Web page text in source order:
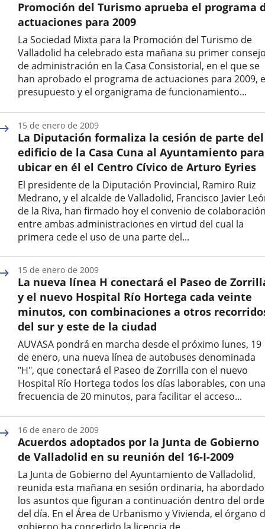
Promoción del Turismo aprueba el programa
actuaciones para 2009
La Sociedad Mixta para la Promoción del Turismo de
Valladolid ha celebrado esta mañana su primer
de administración en la Casa Consistorial, en el que se
han aprobado el programa de actuaciones para 2009,
presupuesto y el organigrama de funcionamiento...
la
noticia
La Diputación formaliza la cesión de parte del
edificio de la Casa Cuna al Ayuntamiento para
ubicar en él el Centro Cívico de Arturo Eyries
El presidente de la Diputación Provincial, Ramiro Ruiz
Medrano, y el alcalde de Valladolid, Francisco Javier
de la Riva, han firmado hoy el convenio de
entre ambas administraciones en virtud del cual la
primera cede el uso de una parte del...
la
noticia
15 de enero de 2009
La nueva línea H conectará el Paseo de
y el nuevo Hospital Río Hortega cada veinte
minutos, con combinaciones a otros
del sur y este de la ciudad
AUVASA pondrá en marcha desde el próximo lunes, 19
de enero, una nueva línea de autobuses denominada
"H", que conectará el Paseo de Zorrilla con el nuevo
Hospital Río Hortega todos los días laborables, con una
frecuencia de 20 minutos, para facilitar el acceso...
la
noticia
15 de enero de 2009
Acuerdos adoptados por la Junta de Gobierno
de Valladolid en su reunión del 16-I-2009
La Junta de Gobierno del Ayuntamiento de Valladolid,
reunida esta mañana en sesión ordinaria, ha abordado
los asuntos que figuran a continuación dentro del
del día. En el Área de Urbanismo y Vivienda, el órgano
gobierno ha concedido la licencia de...
16 de enero de 2009